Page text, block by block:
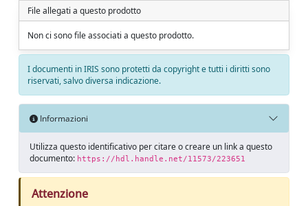
File allegati a questo prodotto
Non ci sono file associati a questo prodotto.
I documenti in IRIS sono protetti da copyright e tutti i diritti sono
riservati, salvo diversa indicazione.
Informazioni
Utilizza questo identificativo per citare o creare un link a questo
documento: https://hdl.handle.net/11573/223651
Attenzione